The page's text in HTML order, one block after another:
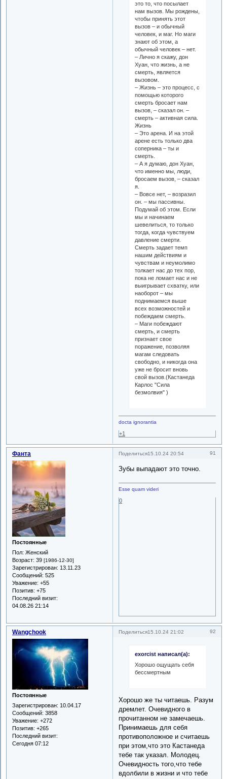
это то, что посылает
нам вызов. Мы рождены,
чтобы принять этот
вызов – и обычный
человек, и маг. Но маги
знают об этом, а
обычный человек – нет.
– Лично я скажу, дон
Хуан, что жизнь, а не
смерть, является
вызовом.
– Жизнь – это процесс, с
помощью которого
смерть бросает нам
вызов, – сказал он. –
смерть – активная сила.
Жизнь
– Это арена. И на этой
арене есть только два
соперника – ты и
смерть.
– А я думаю, дон Хуан,
что именно мы, люди,
бросаем вызов, – сказал
я.
– Вовсе нет, – возразил
он. – мы пассивны.
Подумай об этом. Если
мы и начинаем
шевелиться, то только
тогда, когда чувствуем
давление смерти.
Смерть задает темп
нашим действиям и
чувствам и неумолимо
толкает нас до тех пор,
пока не ломает нас и не
выигрывает схватку, или
наоборот – мы
поднимаемся выше
всех возможностей и
побеждаем смерть.
– Маги побеждают
смерть, и смерть
признает свое
поражение, позволяя
магам следовать
свободно, и никогда она
уже не бросит вновь
свой вызов.(Кастанеда
Карлос "Сила
безмолвия" )
docta ignorantia
+1
Поделиться 91
15.10.24 20:54
Фанта
Постоянные
Пол: Женский
Возраст: 39 [1986-12-30]
Зарегистрирован: 13.11.23
Сообщений: 525
Уважение: +55
Позитив: +75
Последний визит:
04.08.26 21:14
Зубы выпадают это точно.
Esse quam videri
0
Поделиться 92
15.10.24 21:02
Wangchook
Постоянные
Зарегистрирован: 10.04.17
Сообщений: 3858
Уважение: +272
Позитив: +265
Последний визит:
Сегодня 07:12
exorcist написал(а):
Хорошо ощущать себя
бессмертным
Хорошо же ты читаешь. Разум
дремлет. Очевидного в
прочитанном не замечаешь.
Принимаешь для себя
противоположное и считаешь
при этом,что это Кастанеда
тебе так указал. Молодец.
Очевидность того,что тебе
вдолбили в жизни и что тебе